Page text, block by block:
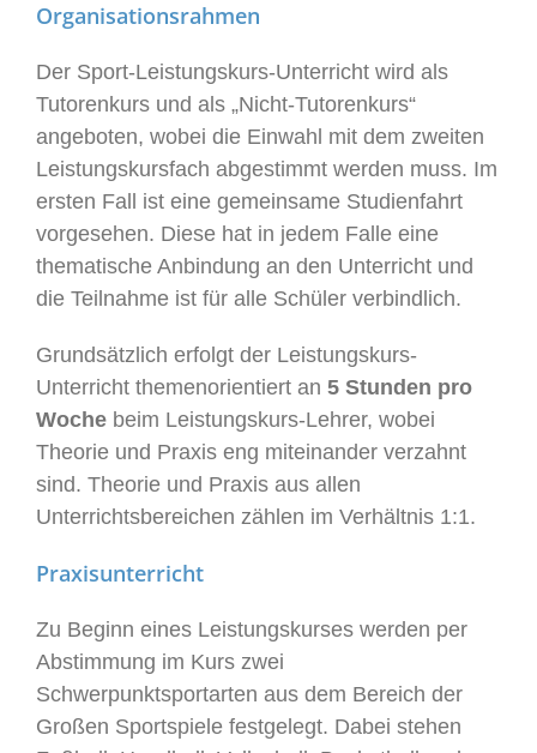
Organisationsrahmen
Der Sport-Leistungskurs-Unterricht wird als
Tutorenkurs und als „Nicht-Tutorenkurs“
angeboten, wobei die Einwahl mit dem zweiten
Leistungskursfach abgestimmt werden muss. Im
ersten Fall ist eine gemeinsame Studienfahrt
vorgesehen. Diese hat in jedem Falle eine
thematische Anbindung an den Unterricht und
die Teilnahme ist für alle Schüler verbindlich.
Grundsätzlich erfolgt der Leistungskurs-
Unterricht themenorientiert an 5 Stunden pro
Woche beim Leistungskurs-Lehrer, wobei
Theorie und Praxis eng miteinander verzahnt
sind. Theorie und Praxis aus allen
Unterrichtsbereichen zählen im Verhältnis 1:1.
Praxisunterricht
Zu Beginn eines Leistungskurses werden per
Abstimmung im Kurs zwei
Schwerpunktsportarten aus dem Bereich der
Großen Sportspiele festgelegt. Dabei stehen